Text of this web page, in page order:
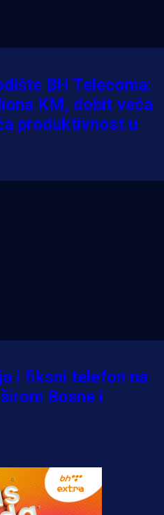
BH Telecoma:
KM, dobit veća
produktivnost u
i fiksni telefon na
Bosne i